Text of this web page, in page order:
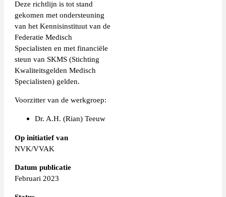
Deze richtlijn is tot stand
gekomen met ondersteuning
van het Kennisinstituut van de
Federatie Medisch
Specialisten en met financiële
steun van SKMS (Stichting
Kwaliteitsgelden Medisch
Specialisten) gelden.
Voorzitter van de werkgroep:
Dr. A.H. (Rian) Teeuw
Op initiatief van
NVK/VVAK
Datum publicatie
Februari 2023